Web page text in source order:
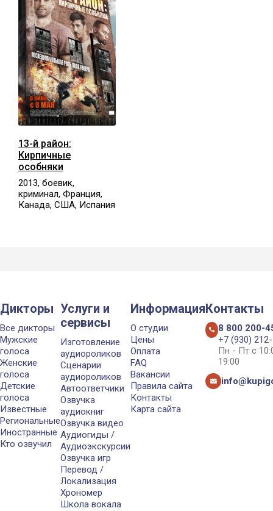
13-й район:
Кирпичные
особняки
2013, боевик,
криминал, Франция,
Канада, США, Испания
Дикторы
Все дикторы
Мужские
голоса
Женские
голоса
Детские
голоса
Известные
Региональные
Иностранные
Кто озвучил
Услуги и
сервисы
Изготовление
аудиороликов
Сценарии
аудиороликов
Автоответчики
Озвучка
аудиокниг
Озвучка видео
Аудиогиды /
Аудиоэкскурсии
Озвучка игр
Перевод /
Локализация
Хрономер
Школа вокала
Информация
О студии
Цены
Оплата
FAQ
Вакансии
Правила сайта
Контакты
Карта сайта
Контакты
8 800 200-
+7 (930)
Пн - Пт с
19:00